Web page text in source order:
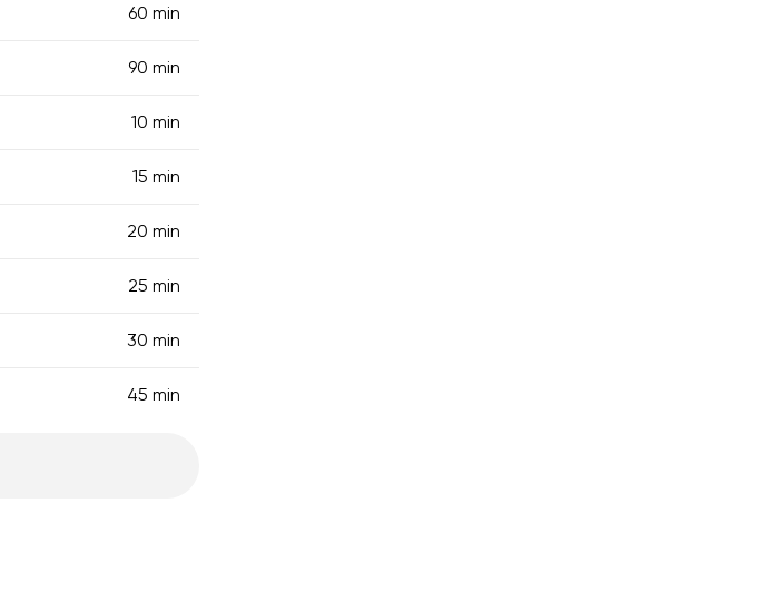
60 min
90 min
10 min
15 min
20 min
25 min
30 min
45 min